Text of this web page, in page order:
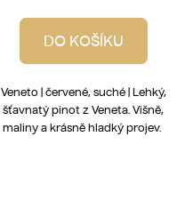
DO KOŠÍKU
Veneto | červené, suché | Lehký,
šťavnatý pinot z Veneta. Višně,
maliny a krásně hladký projev.